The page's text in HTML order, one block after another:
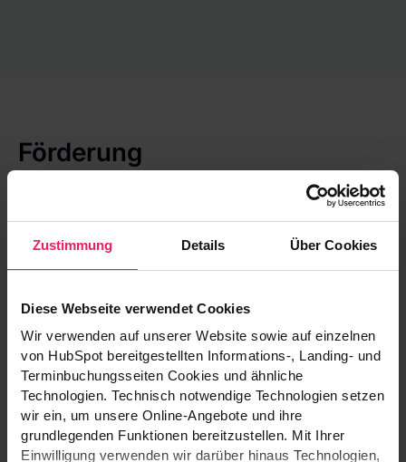
Zustimmung Details Über Cookies
Diese Webseite verwendet Cookies
Wir verwenden auf unserer Website sowie auf einzelnen
von HubSpot bereitgestellten Informations-, Landing- und
Terminbuchungsseiten Cookies und ähnliche
Technologien. Technisch notwendige Technologien setzen
wir ein, um unsere Online-Angebote und ihre
grundlegenden Funktionen bereitzustellen. Mit Ihrer
Einwilligung verwenden wir darüber hinaus Technologien,
Förderung
Forschungszulagengesetz (FZulG) gefördert.